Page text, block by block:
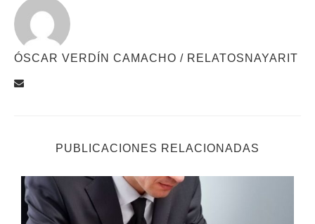
ÓSCAR VERDÍN CAMACHO / RELATOSNAYARIT
PUBLICACIONES RELACIONADAS